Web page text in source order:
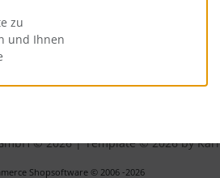
© 2026 | Template © 2026 by Karl
Shopsoftware © 2006 -2026
zu
und Ihnen